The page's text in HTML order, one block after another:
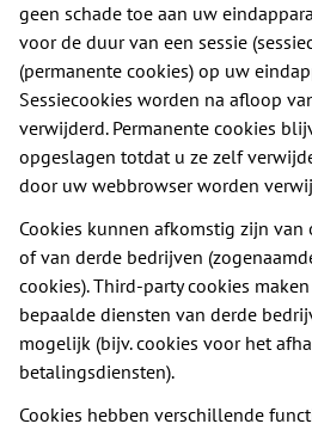
geen schade toe aan uw
voor de duur van een sessie
(permanente cookies) op uw
Sessiecookies worden na afloop
verwijderd. Permanente cookies
opgeslagen totdat u ze zelf
door uw webbrowser worden
Cookies kunnen afkomstig zijn van
of van derde bedrijven
cookies). Third-party cookies
bepaalde diensten van derde
mogelijk (bijv. cookies voor het
betalingsdiensten).
Cookies hebben verschillende